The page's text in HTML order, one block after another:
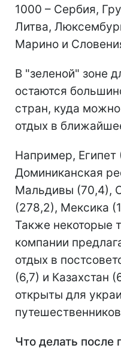
1000 – Сербия,
Литва,
Марино и
В "зеленой" зоне
остаются
стран, куда
отдых в
Например, Египет
Доминиканская
Мальдивы (70,4),
(278,2), Мексика
Также некоторые
компании
отдых в
(6,7) и Казахстан
открыты для
Что делать после